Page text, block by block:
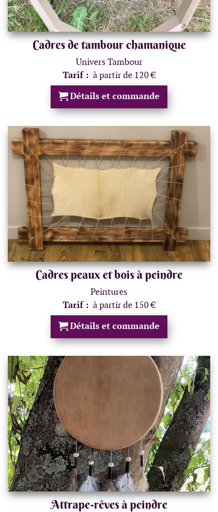
Cadres de tambour chamanique
Univers Tambour
Tarif : à partir de 120 €
Détails et commande
Cadres peaux et bois à peindre
Peintures
Tarif : à partir de 150 €
Détails et commande
Attrape-rêves à peindre